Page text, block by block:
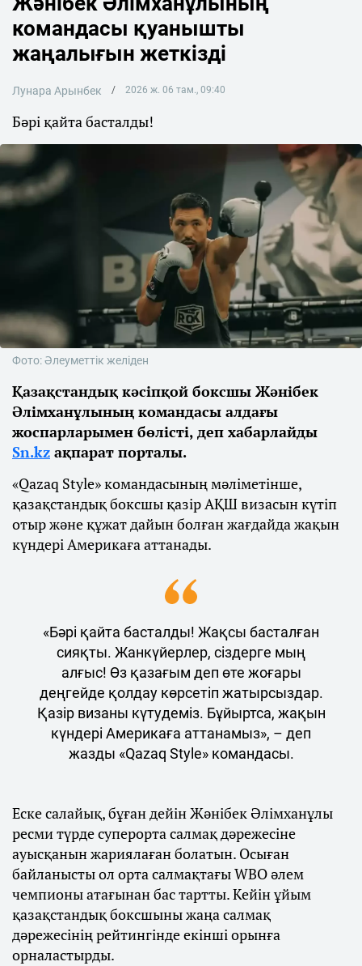
командасы қуанышты
жаңалығын жеткізді
Лунара Арынбек 2026 ж. 06 там., 09:40
Бәрі қайта басталды!
Фото: Әлеуметтік желіден
Қазақстандық кәсіпқой боксшы Жәнібек
Әлімханұлының командасы алдағы
жоспарларымен бөлісті, деп хабарлайды
Sn.kz ақпарат порталы.
«Qazaq Style» командасының мәліметінше,
қазақстандық боксшы қазір АҚШ визасын күтіп
отыр және құжат дайын болған жағдайда жақын
күндері Америкаға аттанады.
«Бәрі қайта басталды! Жақсы басталған
сияқты. Жанкүйерлер, сіздерге мың
алғыс! Өз қазағым деп өте жоғары
деңгейде қолдау көрсетіп жатырсыздар.
Қазір визаны күтудеміз. Бұйыртса, жақын
күндері Америкаға аттанамыз», – деп
жазды «Qazaq Style» командасы.
Еске салайық, бұған дейін Жәнібек Әлімханұлы
ресми түрде суперорта салмақ дәрежесіне
ауысқанын жариялаған болатын. Осыған
байланысты ол орта салмақтағы WBO әлем
чемпионы атағынан бас тартты. Кейін ұйым
қазақстандық боксшыны жаңа салмақ
дәрежесінің рейтингінде екінші орынға
орналастырды.